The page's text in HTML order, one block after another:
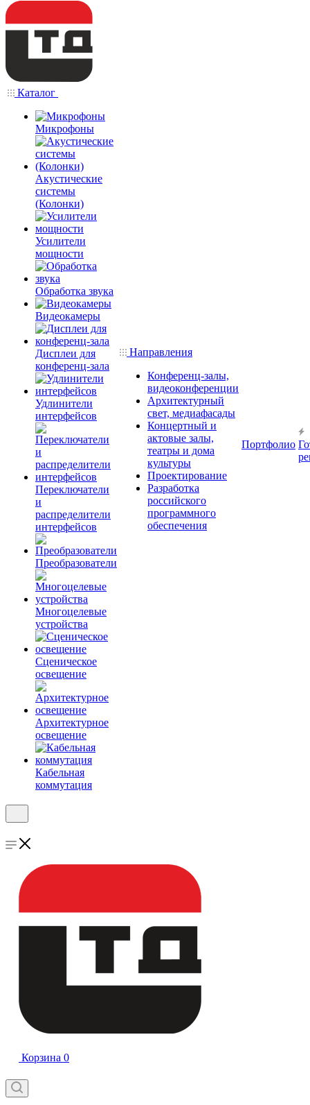
Каталог
Микрофоны
Акустические
системы
(Колонки)
Усилители
мощности
Обработка звука
Видеокамеры
Дисплеи для
конференц-зала
Удлинители
интерфейсов
Переключатели
и
распределители
интерфейсов
Преобразователи
Многоцелевые
устройства
Сценическое
освещение
Архитектурное
освещение
Кабельная
коммутация
Направления
Конференц-залы,
видеоконференции
Архитектурный
свет, медиафасады
Концертный и
актовые залы,
театры и дома
культуры
Проектирование
Разработка
российского
программного
обеспечения
Портфолио
Корзина 0